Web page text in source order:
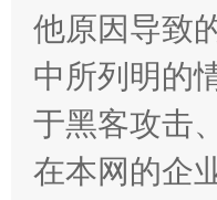
他原因导致
中所列明的
于黑客攻击
在本网的企